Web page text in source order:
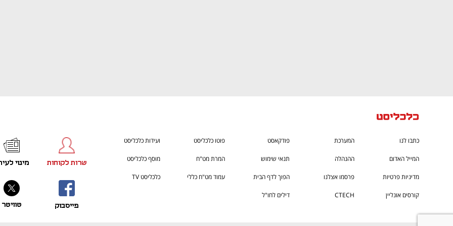
כתבו לנו המערכת פודקאסט פוטו כלכליסט ועידות כלכליסט
המייל האדום ההנהלה תנאי שימוש המרת מט"ח מוסף כלכליסט
מדיניות פרטיות פרסמו אצלנו הפוך לדף הבית עמוד מט"ח כללי כלכליסט TV
קורסים אונליין CTECH
דילים לחו"ל
פייסבוק
שרות לקוחות
טוויטר
מינוי